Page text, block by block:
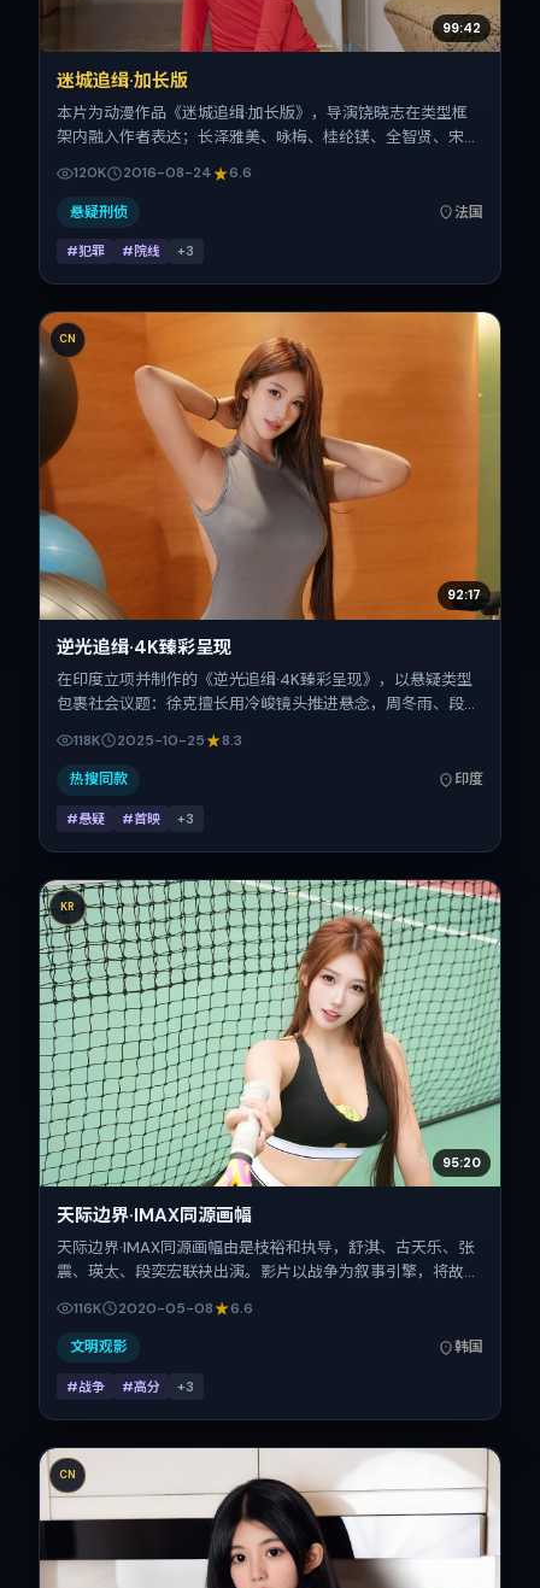
99:42
迷城追缉·加长版
本片为动漫作品《迷城追缉·加长版》，导演饶晓志在类型框
架内融入作者表达；长泽雅美、咏梅、桂纶镁、全智贤、宋佳
景为法国。上映时间 2016年8月24日（公映登记日 2016-
08-24），全片123分钟，节奏张弛有度。
120K 2016-08-24 6.6
悬疑刑侦 法国
#犯罪 #院线 +3
CN
92:17
逆光追缉·4K臻彩呈现
在印度立项并制作的《逆光追缉·4K臻彩呈现》，以悬疑类型
包裹社会议题：徐克擅长用冷峻镜头推进悬念，周冬雨、段奕
宏、倪妮、木村拓哉、杨紫、任素汐的对手戏为看点之一。上
映时间：2025-10-25；片长92分钟；适合关注现实质感与类
型片结构的观众。
118K 2025-10-25 8.3
热搜同款 印度
#悬疑 #首映 +3
KR
95:20
天际边界·IMAX同源画幅
天际边界·IMAX同源画幅由是枝裕和执导，舒淇、古天乐、张
震、瑛太、段奕宏联袂出演。影片以战争为叙事引擎，将故事
2020年5月8日于韩国首映（春季档），片长95分钟，适合喜
欢强情节与细腻表演的观众。
116K 2020-05-08 6.6
文明观影 韩国
#战争 #高分 +3
CN